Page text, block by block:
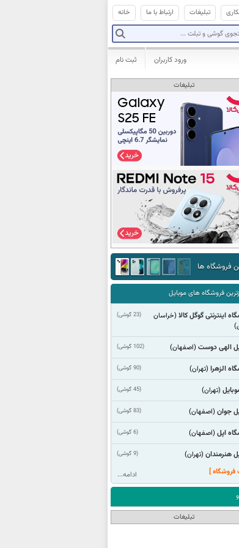
خانه ارتباط با ما تبلیغات
ثبت نام ورود کاربران
تبلیغات
فروشگاه ها
فروشگاه های موبایل
(23 گوشی) اینترنتی گوگل کالا (خراسان
(102 گوشی) الهی دوست (اصفهان)
(90 گوشی) الزهرا (تهران)
(45 گوشی) (تهران)
(83 گوشی) جوان (اصفهان)
(6 گوشی) اپل (اصفهان)
(9 گوشی) هنرمندان (تهران)
فروشگاه ]
ادامه...
تبلیغات